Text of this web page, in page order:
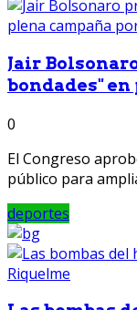
Jair
bondades" en
0
El Congreso
público para
deportes